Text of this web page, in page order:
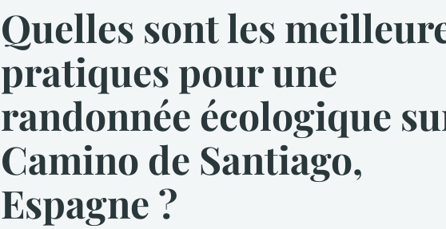
Quelles sont les
pratiques pour une
randonnée écologique
Camino de Santiago,
Espagne ?